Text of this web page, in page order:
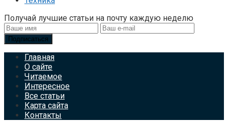
Получай лучшие статьи на почту каждую неделю
Подписаться
Главная
О сайте
Читаемое
Интересное
Все статьи
Карта сайта
Контакты